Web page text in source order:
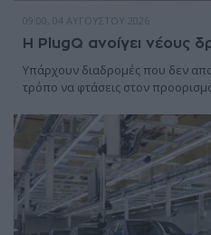
09:00, 04 ΑΥΓΟΎΣΤΟΥ 2026
Η PlugQ ανοίγει νέους
Υπάρχουν διαδρομές που δεν
τρόπο να φτάσεις στον